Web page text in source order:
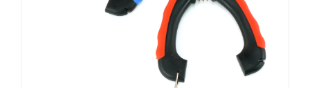
Čeština
العربية